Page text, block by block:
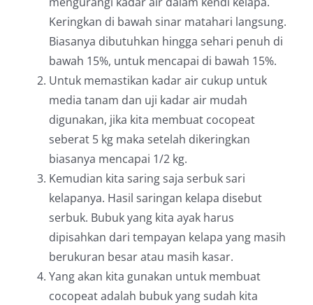
Keringkan di bawah sinar matahari langsung.
Biasanya dibutuhkan hingga sehari penuh di
bawah 15%, untuk mencapai di bawah 15%.
Untuk memastikan kadar air cukup untuk
media tanam dan uji kadar air mudah
digunakan, jika kita membuat cocopeat
seberat 5 kg maka setelah dikeringkan
biasanya mencapai 1/2 kg.
Kemudian kita saring saja serbuk sari
kelapanya. Hasil saringan kelapa disebut
serbuk. Bubuk yang kita ayak harus
dipisahkan dari tempayan kelapa yang masih
berukuran besar atau masih kasar.
Yang akan kita gunakan untuk membuat
cocopeat adalah bubuk yang sudah kita